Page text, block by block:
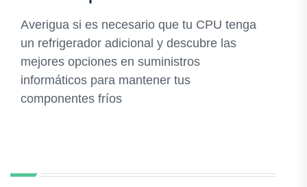
Averigua si es necesario que tu CPU tenga
un refrigerador adicional y descubre las
mejores opciones en suministros
informáticos para mantener tus
componentes fríos